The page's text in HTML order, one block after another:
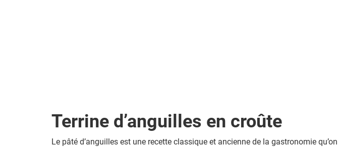
Terrine d’anguilles en croûte
Le pâté d’anguilles est une recette classique et ancienne de la gastronomie qu’on